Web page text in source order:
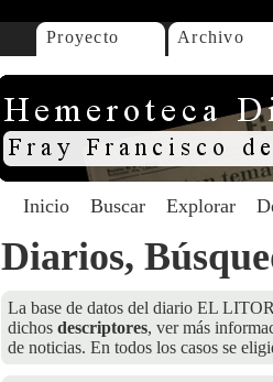
Proyecto Archivo
Inicio Buscar Explorar
Diarios,
La base de datos del diario EL
dichos descriptores, ver más
de noticias. En todos los casos se